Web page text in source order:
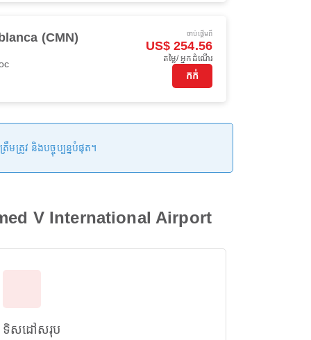
(CMN) ចាប់ផ្ដើមពី
US$ 254.56
តម្លៃ/ អ្នកដំណើរ
កក់
ត្រូវ និងបច្ចុប្បន្នបំផុត។
V International Airport
ទិសដៅសរុប